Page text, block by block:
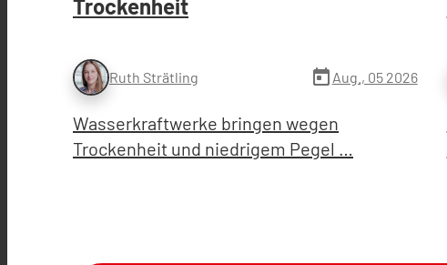
Trockenheit
Ruth Strätling today Aug., 05 2026
Wasserkraftwerke bringen wegen
Trockenheit und niedrigem Pegel …